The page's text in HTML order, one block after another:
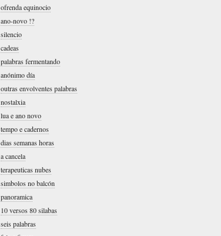
ofrenda equinocio
ano-novo !?
silencio
cadeas
palabras fermentando
anónimo día
outras envolventes palabras
nostalxia
lua e ano novo
tempo e cadernos
dias semanas horas
a cancela
terapeuticas nubes
simbolos no balcón
panoramica
10 versos 80 silabas
seis palabras